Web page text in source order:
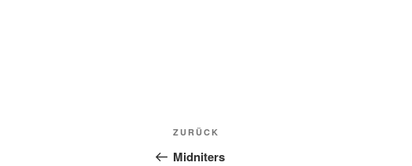
Beitragsnavigation
Vorheriger
Beitrag
ZURÜCK
Midniters